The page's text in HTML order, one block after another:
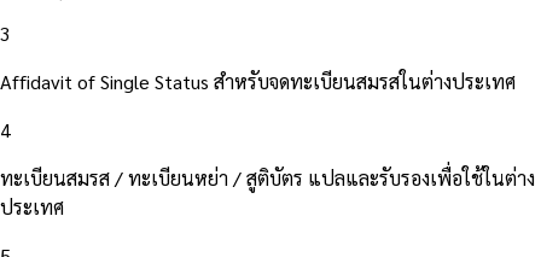
3
Affidavit of Single Status สำหรับจดทะเบียนสมรสในต่างประเทศ
4
ทะเบียนสมรส / ทะเบียนหย่า / สูติบัตร แปลและรับรองเพื่อใช้ในต่าง
ประเทศ